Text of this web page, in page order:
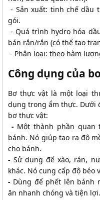
- Sản xuất: tinh chế dầu
gói.
- Quá trình hydro hóa
bán rắn/rắn (có thể tạo
- Phân loại: theo hàm
Công dụng của
Bơ thực vật là một loại
dụng trong ẩm thực. Dưới
bơ thực vật:
- Một thành phần quan
bánh. Nó giúp tạo ra độ
cho bánh.
-Sử dụng để xào, rán,
khác. Nó cung cấp độ béo
- Dùng để phết lên bánh
ăn nhanh chóng và tiện lợi.